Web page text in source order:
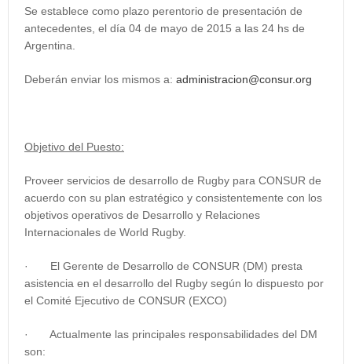
Se establece como plazo perentorio de presentación de
antecedentes, el día 04 de mayo de 2015 a las 24 hs de
Argentina.
Deberán enviar los mismos a: administracion@consur.org
Objetivo del Puesto:
Proveer servicios de desarrollo de Rugby para CONSUR de
acuerdo con su plan estratégico y consistentemente con los
objetivos operativos de Desarrollo y Relaciones
Internacionales de World Rugby.
· El Gerente de Desarrollo de CONSUR (DM) presta
asistencia en el desarrollo del Rugby según lo dispuesto por
el Comité Ejecutivo de CONSUR (EXCO)
· Actualmente las principales responsabilidades del DM
son: